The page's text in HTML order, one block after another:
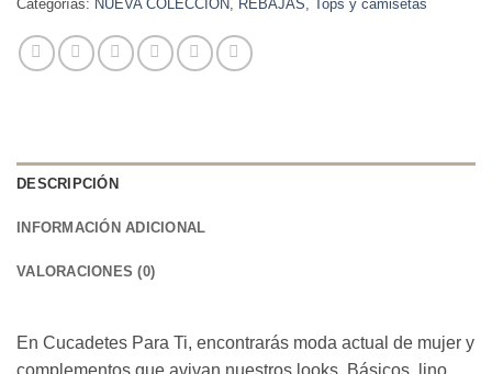
Categorías: NUEVA COLECCIÓN, REBAJAS, Tops y camisetas
DESCRIPCIÓN
INFORMACIÓN ADICIONAL
VALORACIONES (0)
En Cucadetes Para Ti, encontrarás moda actual de mujer y
complementos que avivan nuestros looks. Básicos, lino,